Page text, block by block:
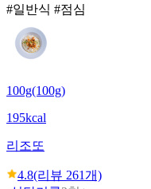
#일반식 #점심
100g(100g)
195kcal
리조또
4.8(리뷰 261개)